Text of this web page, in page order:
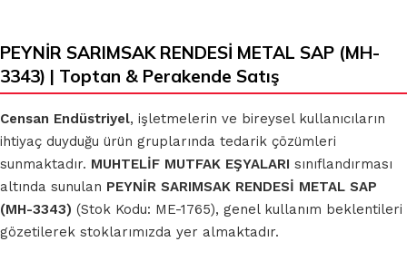
PEYNİR SARIMSAK RENDESİ METAL SAP (MH-
3343) | Toptan & Perakende Satış
Censan Endüstriyel, işletmelerin ve bireysel kullanıcıların
ihtiyaç duyduğu ürün gruplarında tedarik çözümleri
sunmaktadır. MUHTELİF MUTFAK EŞYALARI sınıflandırması
altında sunulan PEYNİR SARIMSAK RENDESİ METAL SAP
(MH-3343) (Stok Kodu: ME-1765), genel kullanım beklentileri
gözetilerek stoklarımızda yer almaktadır.